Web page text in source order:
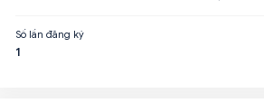
Số lần đăng ký
1